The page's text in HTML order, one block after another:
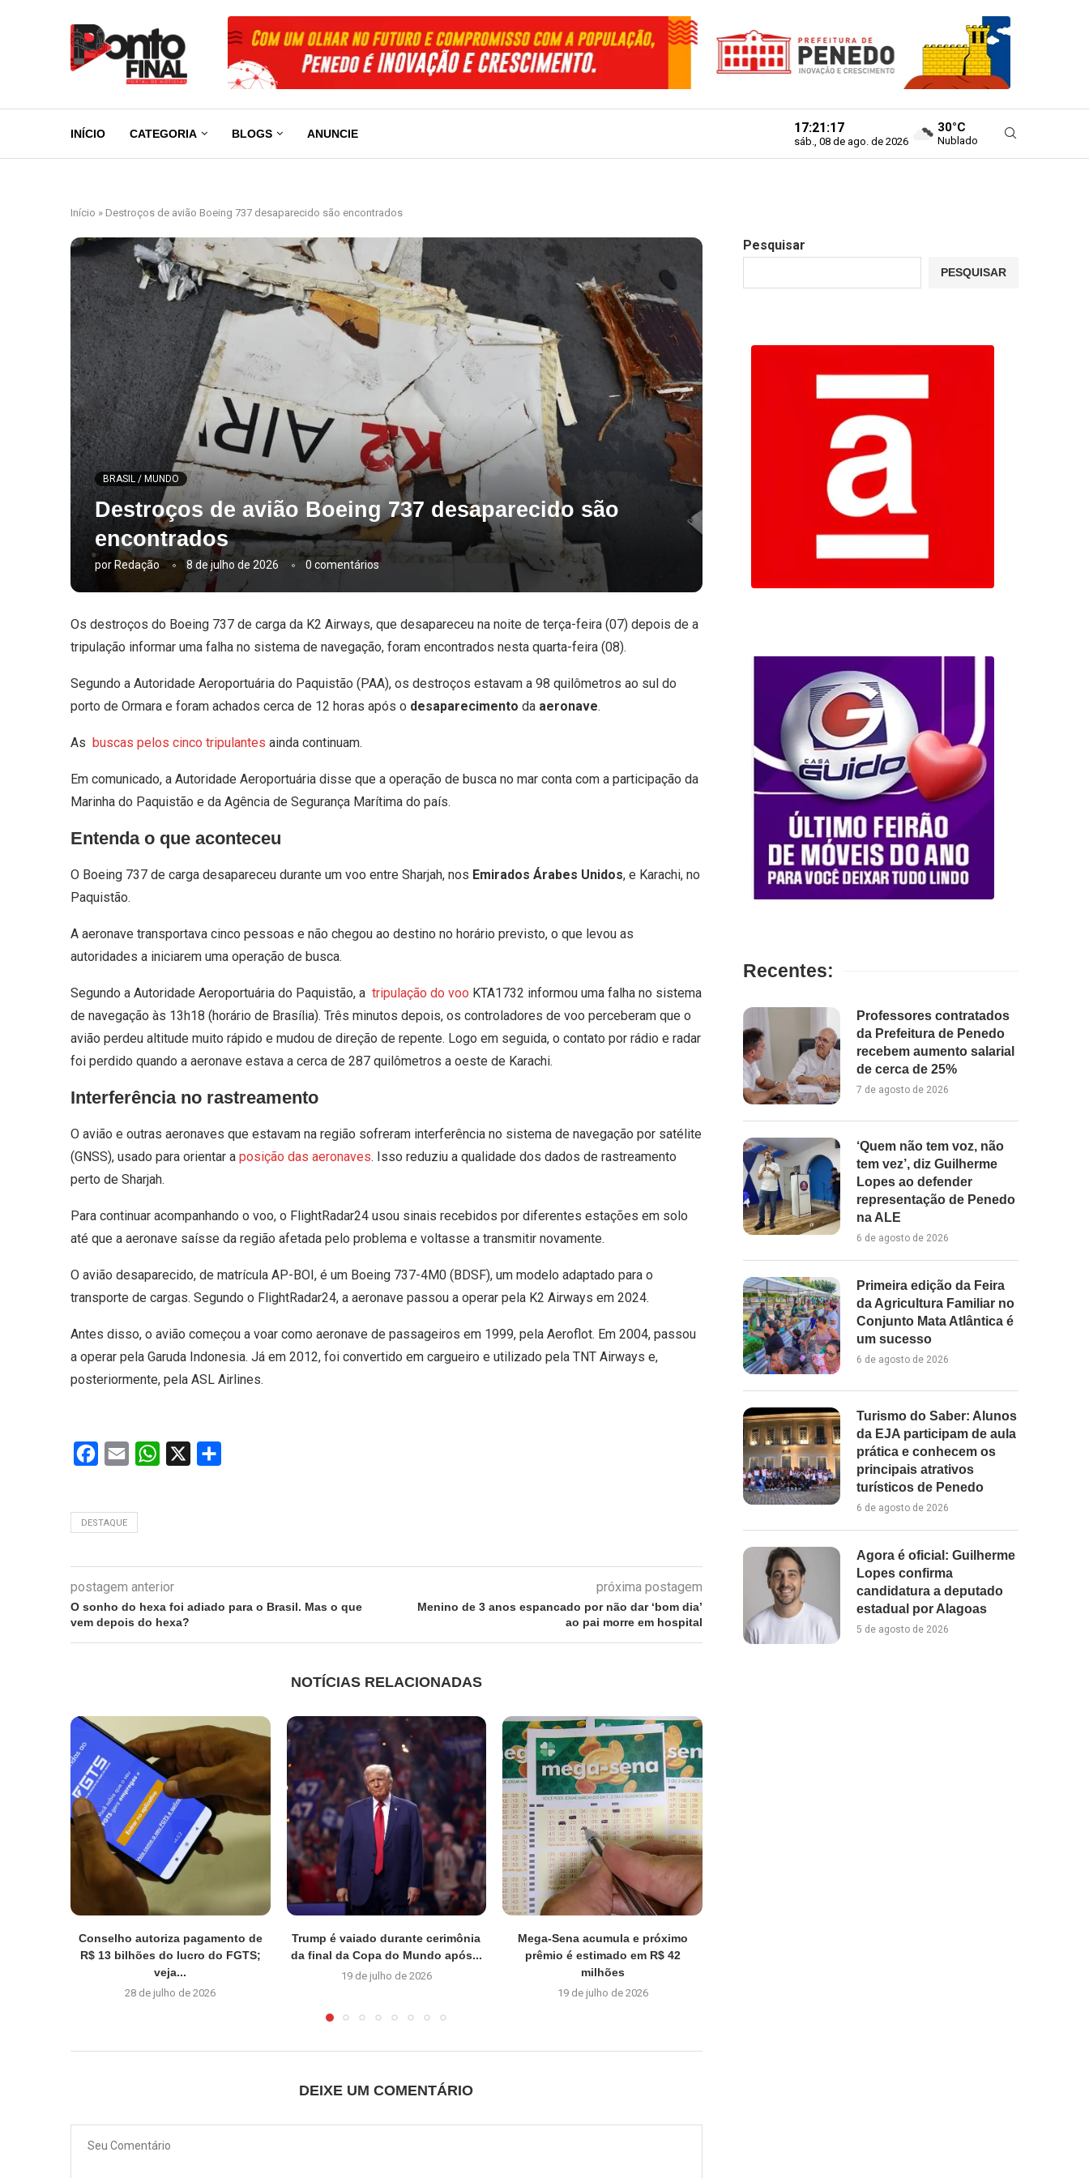
INÍCIO CATEGORIA BLOGS ANUNCIE 17:21:18
sáb., 08 de ago. de 2026
30°C
Nublado
Início » Destroços de avião Boeing 737 desaparecido são encontrados
BRASIL / MUNDO
Destroços de avião Boeing 737 desaparecido são
encontrados
por Redação 8 de julho de 2026 0 comentários
Os destroços do Boeing 737 de carga da K2 Airways, que desapareceu na noite de terça-feira (07) depois de a
tripulação informar uma falha no sistema de navegação, foram encontrados nesta quarta-feira (08).
Segundo a Autoridade Aeroportuária do Paquistão (PAA), os destroços estavam a 98 quilômetros ao sul do
porto de Ormara e foram achados cerca de 12 horas após o desaparecimento da aeronave.
As buscas pelos cinco tripulantes ainda continuam.
Em comunicado, a Autoridade Aeroportuária disse que a operação de busca no mar conta com a participação da
Marinha do Paquistão e da Agência de Segurança Marítima do país.
Entenda o que aconteceu
O Boeing 737 de carga desapareceu durante um voo entre Sharjah, nos Emirados Árabes Unidos, e Karachi, no
Paquistão.
A aeronave transportava cinco pessoas e não chegou ao destino no horário previsto, o que levou as
autoridades a iniciarem uma operação de busca.
Segundo a Autoridade Aeroportuária do Paquistão, a tripulação do voo KTA1732 informou uma falha no sistema
de navegação às 13h18 (horário de Brasília). Três minutos depois, os controladores de voo perceberam que o
avião perdeu altitude muito rápido e mudou de direção de repente. Logo em seguida, o contato por rádio e radar
foi perdido quando a aeronave estava a cerca de 287 quilômetros a oeste de Karachi.
Interferência no rastreamento
O avião e outras aeronaves que estavam na região sofreram interferência no sistema de navegação por satélite
(GNSS), usado para orientar a posição das aeronaves. Isso reduziu a qualidade dos dados de rastreamento
perto de Sharjah.
Para continuar acompanhando o voo, o FlightRadar24 usou sinais recebidos por diferentes estações em solo
até que a aeronave saísse da região afetada pelo problema e voltasse a transmitir novamente.
O avião desaparecido, de matrícula AP-BOI, é um Boeing 737-4M0 (BDSF), um modelo adaptado para o
transporte de cargas. Segundo o FlightRadar24, a aeronave passou a operar pela K2 Airways em 2024.
Antes disso, o avião começou a voar como aeronave de passageiros em 1999, pela Aeroflot. Em 2004, passou
a operar pela Garuda Indonesia. Já em 2012, foi convertido em cargueiro e utilizado pela TNT Airways e,
posteriormente, pela ASL Airlines.
Facebook
Email WhatsApp
DESTAQUE
postagem anterior
O sonho do hexa foi adiado para o Brasil. Mas o que
vem depois do hexa?
próxima postagem
Menino de 3 anos espancado por não dar ‘bom dia’
ao pai morre em hospital
NOTÍCIAS RELACIONADAS
Conselho autoriza pagamento de
R$ 13 bilhões do lucro do FGTS;
veja...
28 de julho de 2026
Trump é vaiado durante cerimônia
da final da Copa do Mundo após...
19 de julho de 2026
Mega-Sena acumula e próximo
prêmio é estimado em R$ 42
milhões
19 de julho de 2026
DEIXE UM COMENTÁRIO
Pesquisar
PESQUISAR
Recentes:
Professores contratados
da Prefeitura de Penedo
recebem aumento salarial
de cerca de 25%
7 de agosto de 2026
‘Quem não tem voz, não
tem vez’, diz Guilherme
Lopes ao defender
representação de Penedo
na ALE
6 de agosto de 2026
Primeira edição da Feira
da Agricultura Familiar no
Conjunto Mata Atlântica é
um sucesso
6 de agosto de 2026
Turismo do Saber: Alunos
da EJA participam de aula
prática e conhecem os
principais atrativos
turísticos de Penedo
6 de agosto de 2026
Agora é oficial: Guilherme
Lopes confirma
candidatura a deputado
estadual por Alagoas
5 de agosto de 2026